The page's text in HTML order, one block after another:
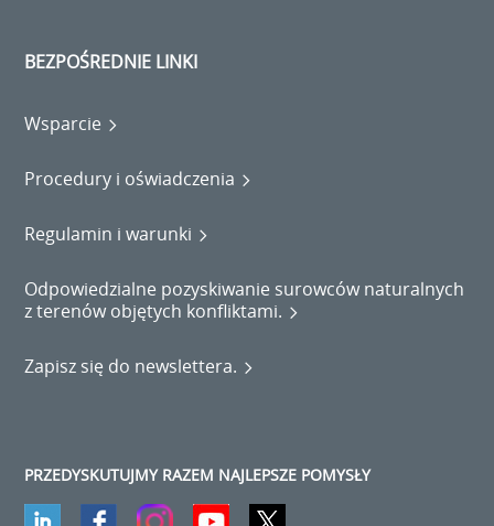
BEZPOŚREDNIE LINKI
Wsparcie
Procedury i oświadczenia
Regulamin i warunki
Odpowiedzialne pozyskiwanie surowców naturalnych
z terenów objętych konfliktami.
Zapisz się do newslettera.
PRZEDYSKUTUJMY RAZEM NAJLEPSZE POMYSŁY